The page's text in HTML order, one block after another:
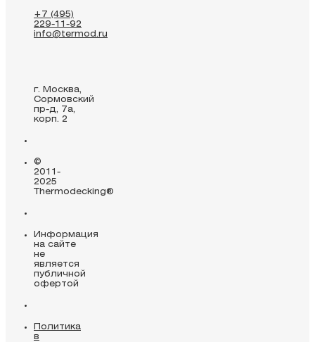
+7 (495)
229-11-92
info@termod.ru
г. Москва,
Сормовский
пр-д, 7а,
корп. 2
©
2011-
2025
Thermodecking®
Информация
на сайте
не
является
публичной
офертой
Политика
в